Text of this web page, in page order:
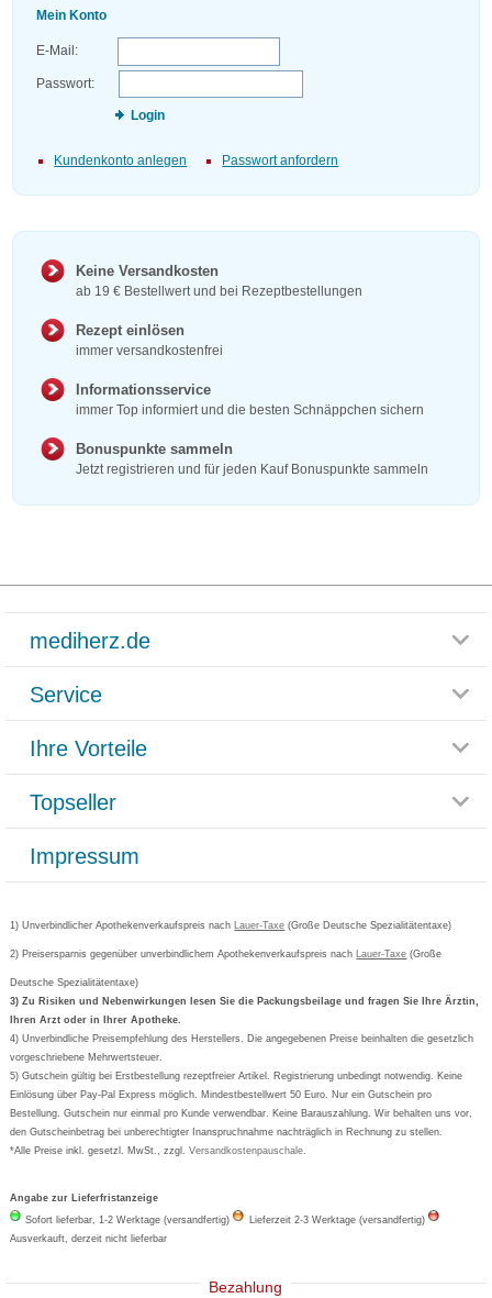
Mein Konto
E-Mail:
Passwort:
Login
Kundenkonto anlegen Passwort anfordern
Keine Versandkosten
ab 19 € Bestellwert und bei Rezeptbestellungen
Rezept einlösen
immer versandkostenfrei
Informationsservice
immer Top informiert und die besten Schnäppchen sichern
Bonuspunkte sammeln
Jetzt registrieren und für jeden Kauf Bonuspunkte sammeln
mediherz.de
Glossar
Häufig gestellte Fragen
Datenschutz
AGB
Cookie-Einstellungen
Vertrag widerrufen
Service
Rücksendemöglichkeit
Paketlieferstatus
Versandkosten
Bestellschein ausfüllen
Newsletteranmeldung
Ihre Vorteile
Rezeptlieferung
Bonusprogramm
Gutschein und Rabatte
Kundenbewertung
Topseller
Grippostad
Bepanthen
Formoline
Wick
Eucerin
Basica
Impressum
1) Unverbindlicher Apothekenverkaufspreis nach Lauer-Taxe (Große Deutsche Spezialitätentaxe)
2) Preisersparnis gegenüber unverbindlichem Apothekenverkaufspreis nach Lauer-Taxe (Große
Deutsche Spezialitätentaxe)
3) Zu Risiken und Nebenwirkungen lesen Sie die Packungsbeilage und fragen Sie Ihre Ärztin,
Ihren Arzt oder in Ihrer Apotheke.
4) Unverbindliche Preisempfehlung des Herstellers. Die angegebenen Preise beinhalten die gesetzlich
vorgeschriebene Mehrwertsteuer.
5) Gutschein gültig bei Erstbestellung rezeptfreier Artikel. Registrierung unbedingt notwendig. Keine
Einlösung über Pay-Pal Express möglich. Mindestbestellwert 50 Euro. Nur ein Gutschein pro
Bestellung. Gutschein nur einmal pro Kunde verwendbar. Keine Barauszahlung. Wir behalten uns vor,
den Gutscheinbetrag bei unberechtigter Inanspruchnahme nachträglich in Rechnung zu stellen.
*Alle Preise inkl. gesetzl. MwSt., zzgl.Versandkostenpauschale.
Angabe zur Lieferfristanzeige
Sofort lieferbar, 1-2 Werktage (versandfertig)
Lieferzeit 2-3 Werktage (versandfertig)
Ausverkauft, derzeit nicht lieferbar
Bezahlung